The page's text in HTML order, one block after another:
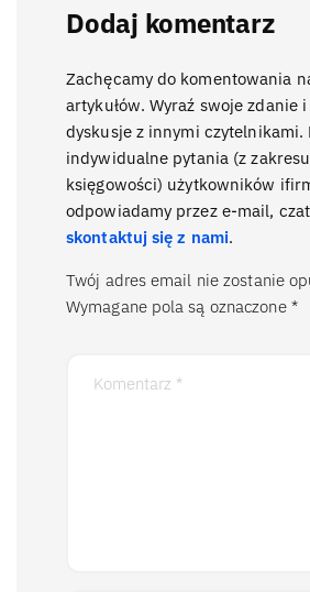
Dodaj komentarz
Zachęcamy do komentowania
artykułów. Wyraź swoje zdanie i
dyskusje z innymi czytelnikami.
indywidualne pytania (z
księgowości) użytkowników
odpowiadamy przez e-mail,
skontaktuj się z nami.
Twój adres email nie zostanie
Wymagane pola są oznaczone *